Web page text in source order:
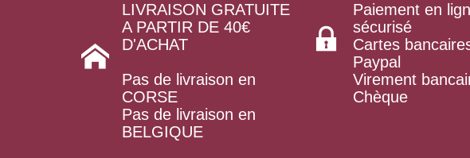
LIVRAISON GRATUITE
A PARTIR DE 40€
D'ACHAT
Pas de livraison en
CORSE
Pas de livraison en
BELGIQUE
Paiement en
sécurisé
Cartes
Paypal
Virement
Chèque